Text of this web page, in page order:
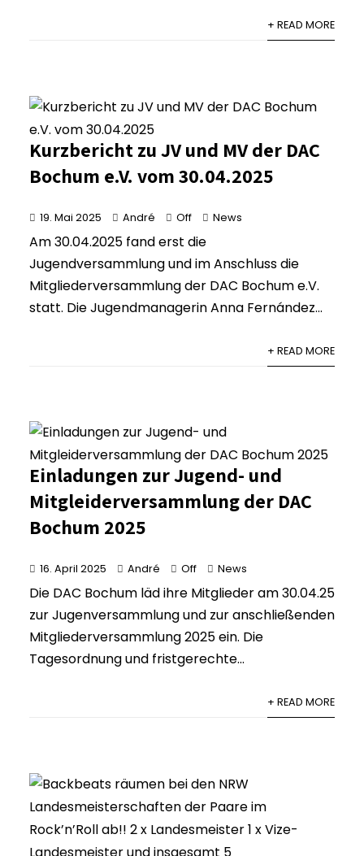
+ READ MORE
Kurzbericht zu JV und MV der DAC
Bochum e.V. vom 30.04.2025
19. Mai 2025 André Off News
Am 30.04.2025 fand erst die
Jugendversammlung und im Anschluss die
Mitgliederversammlung der DAC Bochum e.V.
statt. Die Jugendmanagerin Anna Fernández...
+ READ MORE
Einladungen zur Jugend- und
Mitgleiderversammlung der DAC
Bochum 2025
16. April 2025 André Off News
Die DAC Bochum läd ihre Mitglieder am 30.04.25
zur Jugenversammlung und zur anschließenden
Mitgliederversammlung 2025 ein. Die
Tagesordnung und fristgerechte...
+ READ MORE